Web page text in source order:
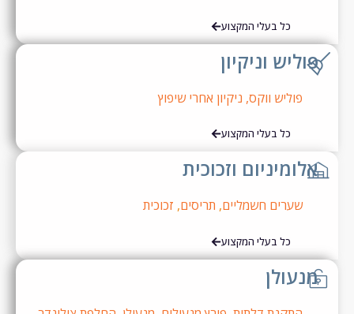
כל בעלי המקצוע
וניקיון
פוליש ווקס,ניקיון אחרי שיפוץ
כל בעלי המקצוע
וזכוכית
שערים חשמליים,תריסים ,זכוכית
כל בעלי המקצוע